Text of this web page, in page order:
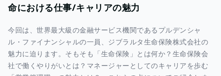
命における仕事/キャリアの魅力
今回は、世界最大級の金融サービス機関であるプルデンシャ
ル・ファイナンシャルの一員、ジブラルタ生命保険株式会社の
魅力に迫ります。そもそも「生命保険」とは何か？生命保険会
社で働くやりがいとは？マネージャーとしてのキャリアを歩む